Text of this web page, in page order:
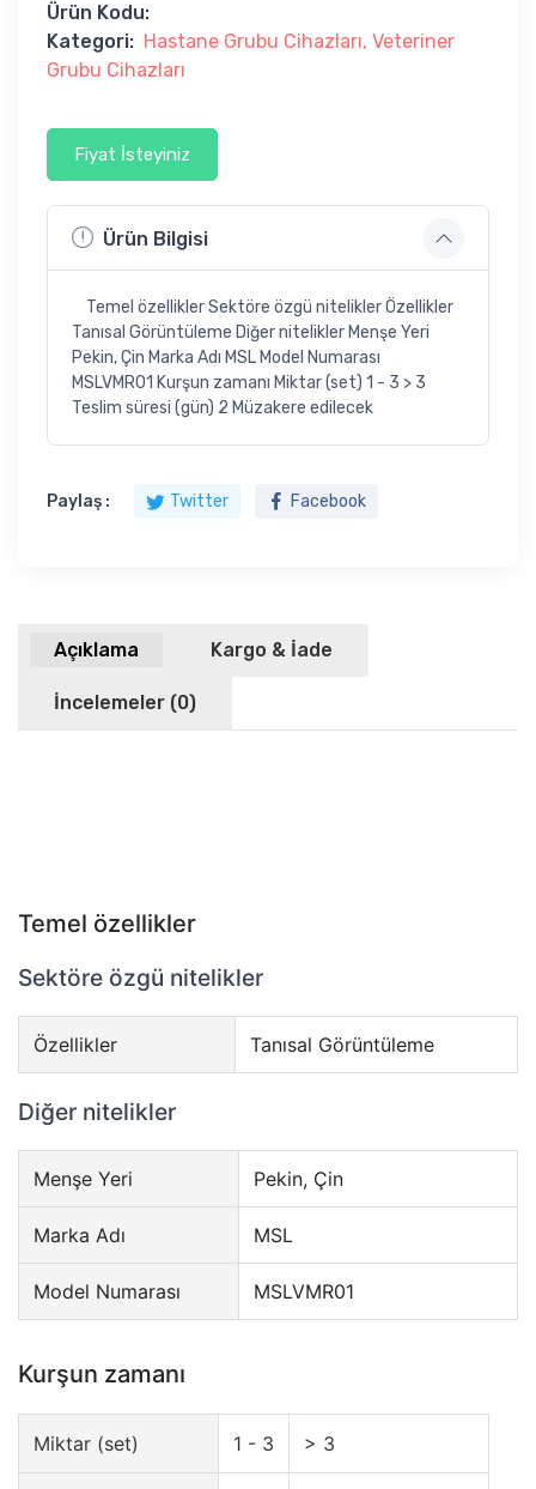
Ürün Kodu:
Kategori: Hastane Grubu Cihazları Veteriner
Grubu Cihazları
Fiyat İsteyiniz
Ürün Bilgisi
Temel özellikler Sektöre özgü nitelikler Özellikler
Tanısal Görüntüleme Diğer nitelikler Menşe Yeri
Pekin, Çin Marka Adı MSL Model Numarası
MSLVMR01 Kurşun zamanı Miktar (set) 1 - 3 > 3
Teslim süresi (gün) 2 Müzakere edilecek
Paylaş : Twitter Facebook
Açıklama Kargo & İade
İncelemeler (0)
Temel özellikler
Sektöre özgü nitelikler
Özellikler Tanısal Görüntüleme
Diğer nitelikler
Menşe Yeri Pekin, Çin
Marka Adı MSL
Model Numarası MSLVMR01
Kurşun zamanı
Miktar (set) 1 - 3 > 3